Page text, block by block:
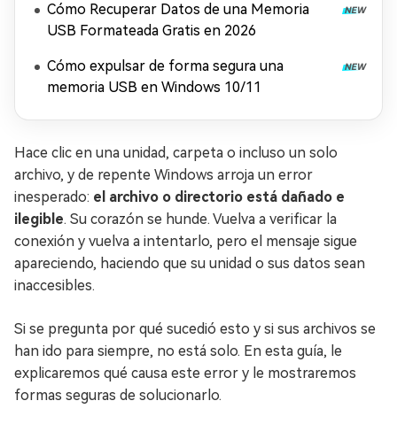
Cómo Recuperar Datos de una Memoria
USB Formateada Gratis en 2026
Cómo expulsar de forma segura una
memoria USB en Windows 10/11
Hace clic en una unidad, carpeta o incluso un solo
archivo, y de repente Windows arroja un error
inesperado: el archivo o directorio está dañado e
ilegible. Su corazón se hunde. Vuelva a verificar la
conexión y vuelva a intentarlo, pero el mensaje sigue
apareciendo, haciendo que su unidad o sus datos sean
inaccesibles.
Si se pregunta por qué sucedió esto y si sus archivos se
han ido para siempre, no está solo. En esta guía, le
explicaremos qué causa este error y le mostraremos
formas seguras de solucionarlo.